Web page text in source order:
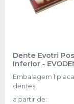
Dente Evotri
Inferior -
Embalagem 1
dentes
a partir de: